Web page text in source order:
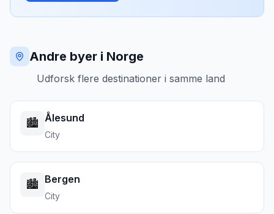
Andre byer i Norge
Udforsk flere destinationer i samme land
🏙️ Ålesund
City
🏙️ Bergen
City